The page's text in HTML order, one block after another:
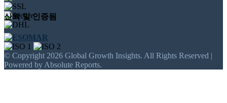
신뢰 및 인증됨
© Copyright 2026 Global Growth Insights. All Rights Reserved |
Powered by Absolute Reports.